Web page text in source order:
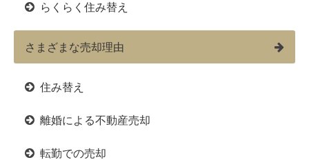
らくらく住み替え
さまざまな売却理由
住み替え
離婚による不動産売却
転勤での売却